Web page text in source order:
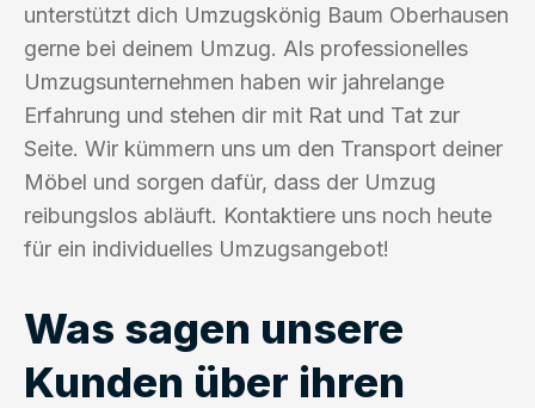
unterstützt dich Umzugskönig Baum Oberhausen
gerne bei deinem Umzug. Als professionelles
Umzugsunternehmen haben wir jahrelange
Erfahrung und stehen dir mit Rat und Tat zur
Seite. Wir kümmern uns um den Transport deiner
Möbel und sorgen dafür, dass der Umzug
reibungslos abläuft. Kontaktiere uns noch heute
für ein individuelles Umzugsangebot!
Was sagen unsere
Kunden über ihren